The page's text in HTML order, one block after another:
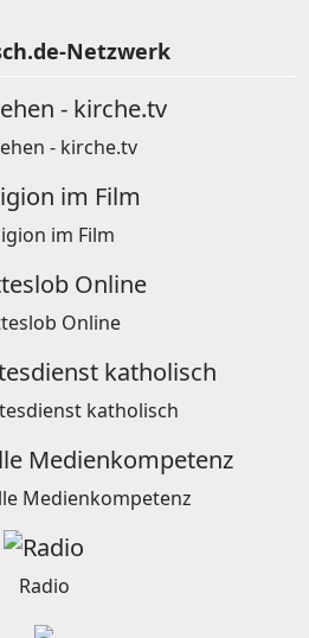
Netzwerk
- kirche.tv
im Film
Online
katholisch
Medienkompetenz
Radio